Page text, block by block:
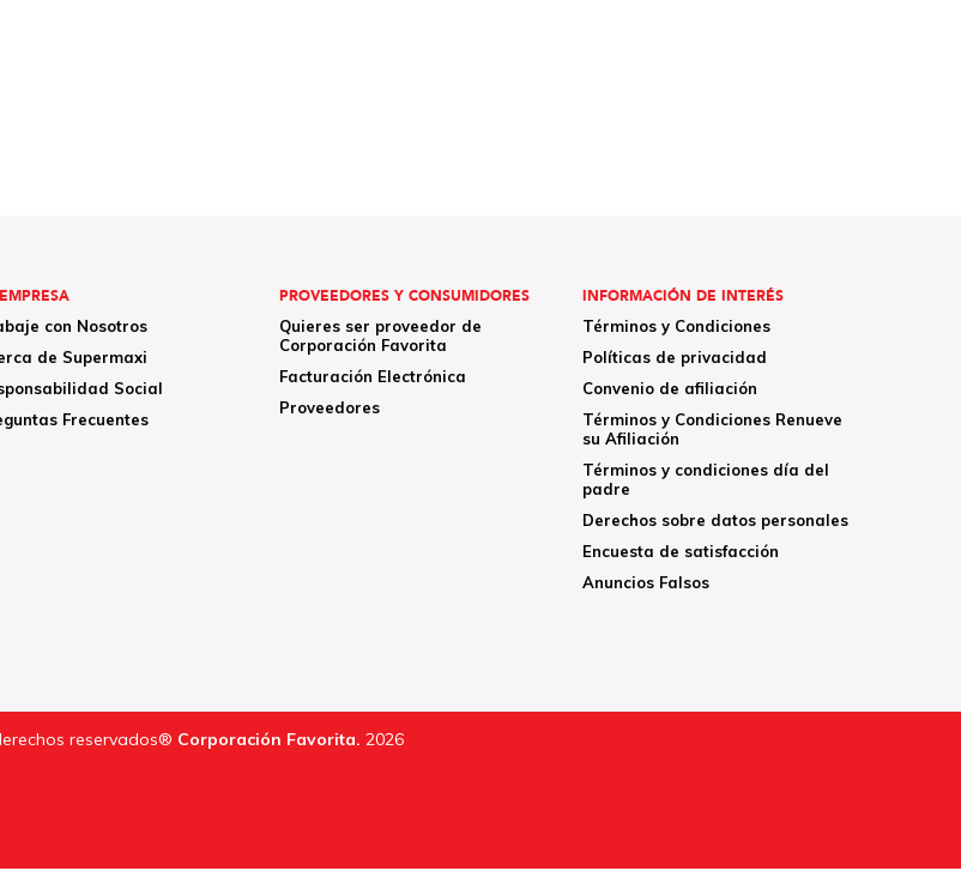
con Nosotros
de Supermaxi
Social
Frecuentes
PROVEEDORES Y CONSUMIDORES
Quieres ser proveedor de
Corporación Favorita
Facturación Electrónica
Proveedores
INFORMACIÓN DE INTERÉS
Términos y Condiciones
Políticas de privacidad
Convenio de afiliación
Términos y Condiciones Renueve
su Afiliación
Términos y condiciones día del
padre
Derechos sobre datos personales
Encuesta de satisfacción
Anuncios Falsos
reservados® Corporación Favorita. 2026